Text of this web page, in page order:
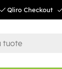
Qliro Checkout